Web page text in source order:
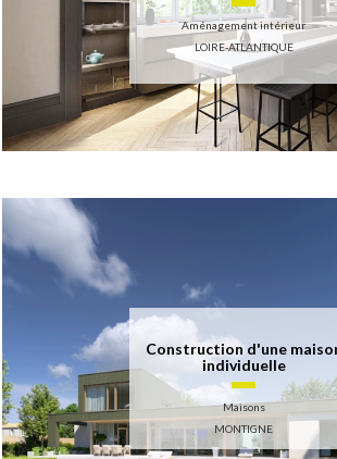
Aménagement intérieur
LOIRE-ATLANTIQUE
Construction d'une
individuelle
Maisons
MONTIGNE